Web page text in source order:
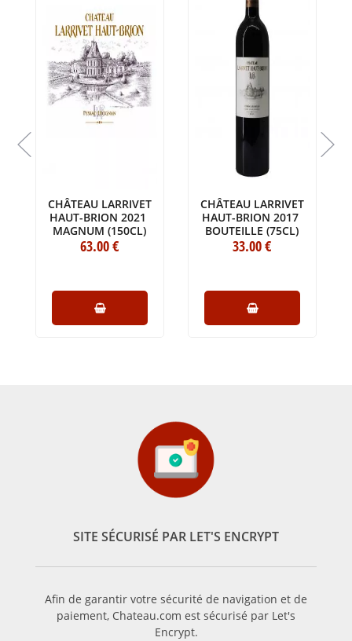
CHÂTEAU LARRIVET
HAUT-BRION 2021
MAGNUM (150CL)
63.00€
CHÂTEAU LARRIVET
HAUT-BRION 2017
BOUTEILLE (75CL)
33.00€
SITE SÉCURISÉ PAR LET'S ENCRYPT
Afin de garantir votre sécurité de navigation et de
paiement, Chateau.com est sécurisé par Let's
Encrypt.